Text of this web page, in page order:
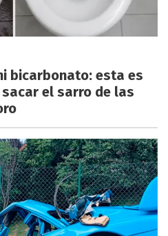
bicarbonato: esta es
sacar el sarro de las